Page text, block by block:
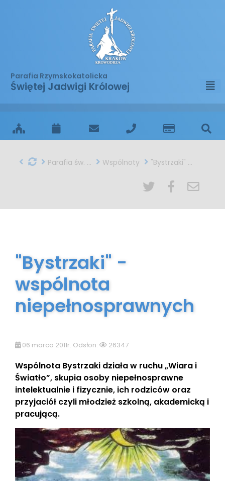
Parafia Rzymskokatolicka
Świętej Jadwigi Królowej
Parafia św. Jadwigi w Krakowie Wspólnoty "Bystrzaki" - wspólnota niepełnosprawnych
"Bystrzaki" -
wspólnota
niepełnosprawnych
06 marca 2011r. Odsłon: 26347
Wspólnota Bystrzaki działa w ruchu „Wiara i
Światło”, skupia osoby niepełnosprawne
intelektualnie i fizycznie, ich rodziców oraz
przyjaciół czyli młodzież szkolną, akademicką i
pracującą.